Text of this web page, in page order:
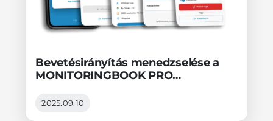
Bevetésirányítás menedzselése a
MONITORINGBOOK PRO
RAPTOR mobil applikációban
2025.09.10